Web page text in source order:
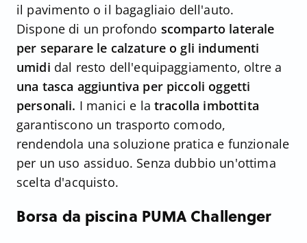
il pavimento o il bagagliaio dell'auto.
Dispone di un profondo scomparto laterale
per separare le calzature o gli indumenti
umidi dal resto dell'equipaggiamento, oltre a
una tasca aggiuntiva per piccoli oggetti
personali. I manici e la tracolla imbottita
garantiscono un trasporto comodo,
rendendola una soluzione pratica e funzionale
per un uso assiduo. Senza dubbio un'ottima
scelta d'acquisto.
Borsa da piscina PUMA Challenger